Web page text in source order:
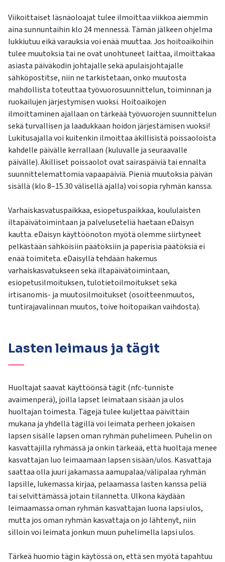
Viikoittaiset läsnäoloajat tulee ilmoittaa viikkoa aiemmin
aina sunnuntaihin klo 24 mennessä. Tämän jälkeen ohjelma
lukkiutuu eikä varauksia voi enää muuttaa. Jos hoitoaikoihin
tulee muutoksia tai ne ovat unohtuneet laittaa, ilmoittakaa
asiasta päiväkodin johtajalle sekä apulaisjohtajalle
sähköpostitse, niin ne tarkistetaan, onko muutosta
mahdollista toteuttaa työvuorosuunnittelun, toiminnan ja
ruokailujen järjestymisen vuoksi. Hoitoaikojen
ilmoittaminen ajallaan on tärkeää työvuorojen suunnittelun
sekä turvallisen ja laadukkaan hoidon järjestämisen vuoksi!
Lukitusajalla voi kuitenkin ilmoittaa äkillisistä poissaoloista
kahdelle päivälle kerrallaan (kuluvalle ja seuraavalle
päivälle). Äkilliset poissaolot ovat sairaspäiviä tai ennalta
suunnittelemattomia vapaapäiviä. Pieniä muutoksia päivän
sisällä (klo 8–15.30 välisellä ajalla) voi sopia ryhmän kanssa.
Varhaiskasvatuspaikkaa, esiopetuspaikkaa, koululaisten
iltapäivätoimintaan ja palveluseteliä haetaan eDaisyn
kautta. eDaisyn käyttöönoton myötä olemme siirtyneet
pelkästään sähköisiin päätöksiin ja paperisia päätöksiä ei
enää toimiteta. eDaisyllä tehdään hakemus
varhaiskasvatukseen sekä iltapäivätoimintaan,
esiopetusilmoituksen, tulotietoilmoitukset sekä
irtisanomis- ja muutosilmoitukset (osoitteenmuutos,
tuntirajavalinnan muutos, toive hoitopaikan vaihdosta).
Lasten leimaus ja tägit
Huoltajat saavat käyttöönsä tägit (nfc-tunniste
avaimenperä), joilla lapset leimataan sisään ja ulos
huoltajan toimesta. Tägejä tulee kuljettaa päivittäin
mukana ja yhdellä tägillä voi leimata perheen jokaisen
lapsen sisälle lapsen oman ryhmän puhelimeen. Puhelin on
kasvattajilla ryhmässä ja onkin tärkeää, että huoltaja menee
kasvattajan luo leimaamaan lapsen sisään/ulos. Kasvattaja
saattaa olla juuri jakamassa aamupalaa/välipalaa ryhmän
lapsille, lukemassa kirjaa, pelaamassa lasten kanssa peliä
tai selvittämässä jotain tilannetta. Ulkona käydään
leimaamassa oman ryhmän kasvattajan luona lapsi ulos,
mutta jos oman ryhmän kasvattaja on jo lähtenyt, niin
silloin voi leimata jonkun muun puhelimella lapsi ulos.
Tärkeä huomio tägin käytössä on, että sen myötä tapahtuu